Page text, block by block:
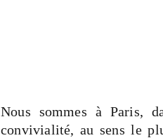
Nous sommes à Paris,
convivialité, au sens le